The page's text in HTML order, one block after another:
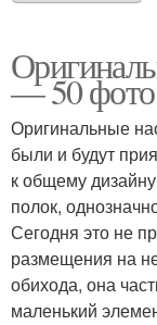
— 50
Оригинальные
были и будут
к общему
полок,
Сегодня это не
размещения на
обихода, она
маленький